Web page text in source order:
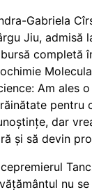
Gabriela
Jiu, admisă
completă
Am ales
pentru
dar
și să devin
nu